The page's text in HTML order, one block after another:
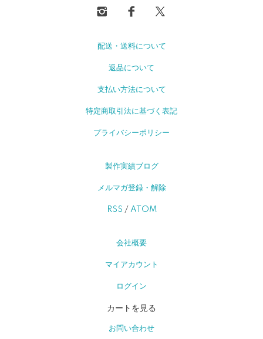
配送・送料について
返品について
支払い方法について
特定商取引法に基づく表記
プライバシーポリシー
製作実績ブログ
メルマガ登録・解除
RSS / ATOM
会社概要
マイアカウント
ログイン
カートを見る
お問い合わせ